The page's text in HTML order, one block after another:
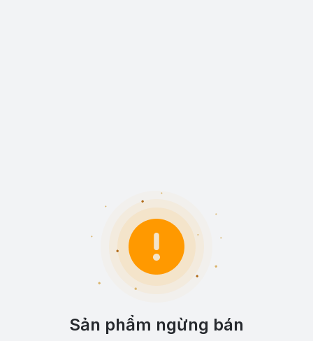
Sản phẩm ngừng bán